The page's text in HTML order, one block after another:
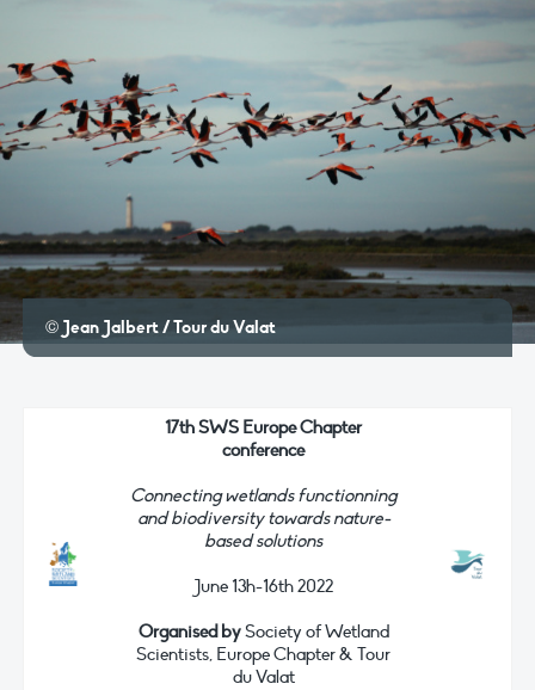
© Jean Jalbert / Tour du Valat
17th SWS Europe Chapter
conference
Connecting wetlands functionning
and biodiversity towards nature-
based solutions
June 13h-16th 2022
Organised bySociety of Wetland
Scientists, Europe Chapter & Tour
du Valat